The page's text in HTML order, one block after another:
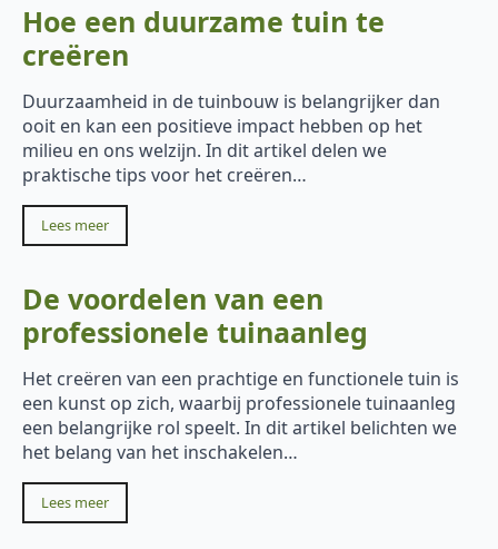
Hoe een duurzame tuin te
creëren
Duurzaamheid in de tuinbouw is belangrijker dan
ooit en kan een positieve impact hebben op het
milieu en ons welzijn. In dit artikel delen we
praktische tips voor het creëren…
Lees meer
De voordelen van een
professionele tuinaanleg
Het creëren van een prachtige en functionele tuin is
een kunst op zich, waarbij professionele tuinaanleg
een belangrijke rol speelt. In dit artikel belichten we
het belang van het inschakelen…
Lees meer